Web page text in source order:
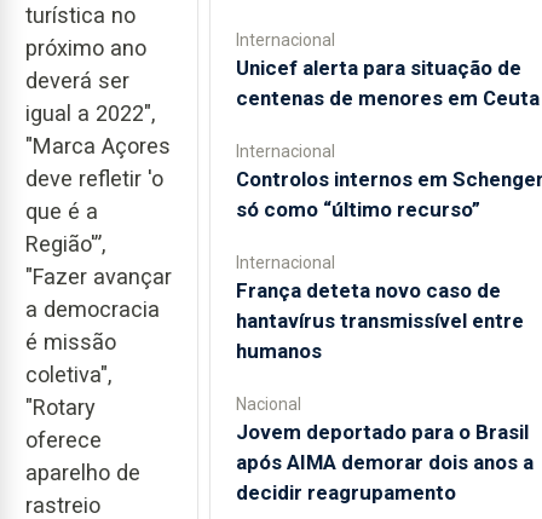
turística no
próximo ano
deverá ser
igual a 2022",
"Marca Açores
deve refletir 'o
que é a
Região'”,
"Fazer avançar
a democracia
é missão
coletiva",
"Rotary
oferece
aparelho de
rastreio
Internacional
Unicef alerta para situação de
centenas de menores em Ceuta
Internacional
Controlos internos em
só como “último recurso”
Internacional
França deteta novo caso de
hantavírus transmissível entre
humanos
Nacional
Jovem deportado para o Brasil
após AIMA demorar dois anos a
decidir reagrupamento